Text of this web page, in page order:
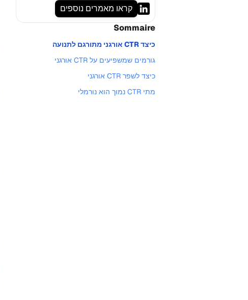
קראו מאמרים נוספים
Sommaire
כיצד CTR אורגני מתורגם לתנועה
גורמים שמשפיעים על CTR אורגני
כיצד לשפר CTR אורגני
מתי CTR נמוך הוא נורמלי